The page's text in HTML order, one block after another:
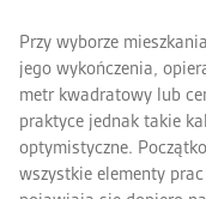
Przy wyborze
jego wykończenia,
metr kwadratowy lub
praktyce jednak takie
optymistyczne.
wszystkie elementy